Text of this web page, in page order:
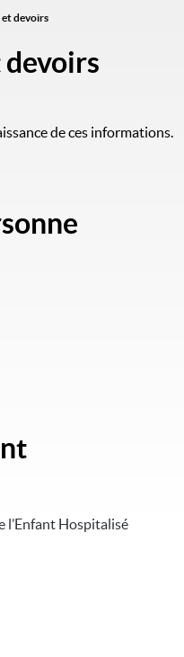
devoirs
de ces informations.
l’Enfant Hospitalisé